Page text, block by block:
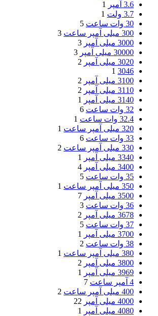
3.6 آمپر
1
3.7 ولت
1
30 وات‌ ساعت
5
300 میلی آمپر ساعت
3
3000 میلی آمپر
3
30000 میلی آمپر
3
3020 میلی آمپر
2
3046
1
3100 میلی آمپر
2
3110 میلی آمپر
2
3140 میلی آمپر
1
32 وات‌ ساعت
6
32.4 وات ساعت
1
320 میلی آمپر ساعت
1
33 وات ساعت
6
330 میلی آمپر ساعت
2
3340 میلی آمپر
1
3400 میلی آمپر
4
35 وات ساعت
5
350 میلی آمپر ساعت
1
3500 میلی آمپر
7
36 وات ساعت
3
3678 میلی آمپر
2
37 وات ساعت
5
3700 میلی آمپر
1
38 وات ساعت
2
380 میلی آمپر ساعت
1
3800 میلی آمپر
2
3969 میلی آمپر
1
4 آمپر ساعت
7
400 میلی آمپر ساعت
2
4000 میلی آمپر
22
4080 میلی آمپر
1